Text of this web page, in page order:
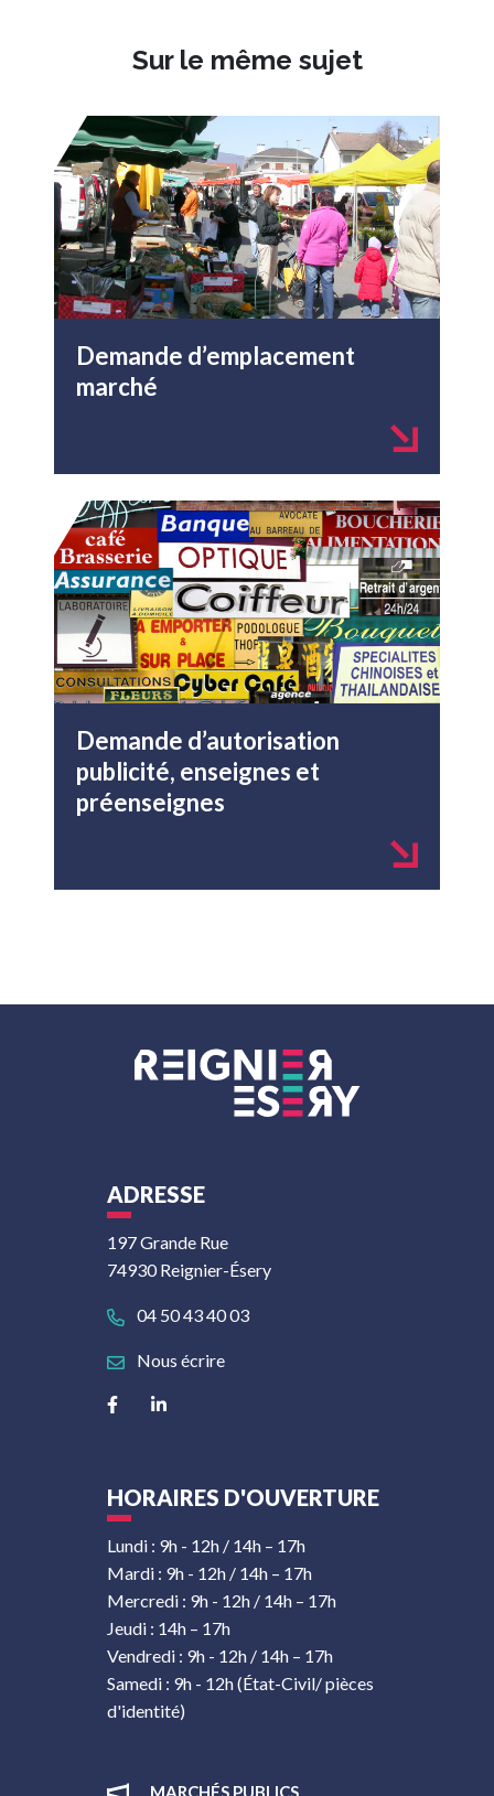
Sur le même sujet
Demande d’emplacement
marché
Demande d’autorisation
publicité, enseignes et
préenseignes
ADRESSE
197 Grande Rue
74930 Reignier-Ésery
04 50 43 40 03
Nous écrire
Lien vers le compte Facebook
Lien vers le compte Linkedin
HORAIRES D'OUVERTURE
Lundi : 9h - 12h / 14h – 17h
Mardi : 9h - 12h / 14h – 17h
Mercredi : 9h - 12h / 14h – 17h
Jeudi : 14h – 17h
Vendredi : 9h - 12h / 14h – 17h
Samedi : 9h - 12h (État-Civil/ pièces
d'identité)
MARCHÉS PUBLICS